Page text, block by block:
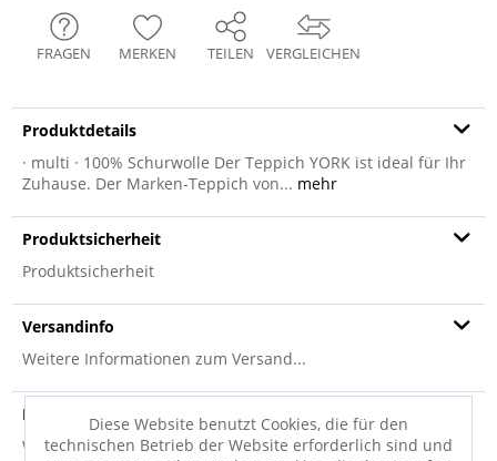
VERGLEICHEN
FRAGEN MERKEN TEILEN
Produktdetails
· multi · 100% Schurwolle Der Teppich YORK ist ideal für Ihr
Zuhause. Der Marken-Teppich von... mehr
Produktsicherheit
Produktsicherheit
Versandinfo
Weitere Informationen zum Versand...
Hersteller
Weitere Informationen zum Hersteller...
Diese Website benutzt Cookies, die für den
technischen Betrieb der Website erforderlich sind und